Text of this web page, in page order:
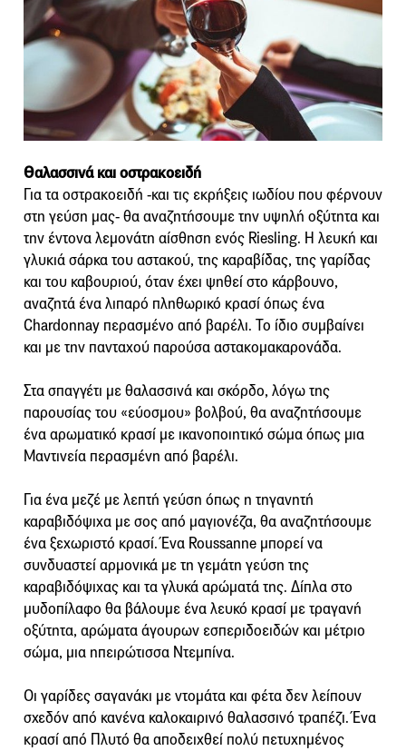
Θαλασσινά και οστρακοειδή
Για τα οστρακοειδή -και τις εκρήξεις ιωδίου που φέρνουν
στη γεύση μας- θα αναζητήσουμε την υψηλή οξύτητα και
την έντονα λεμονάτη αίσθηση ενός Riesling. Η λευκή και
γλυκιά σάρκα του αστακού, της καραβίδας, της γαρίδας
και του καβουριού, όταν έχει ψηθεί στο κάρβουνο,
αναζητά ένα λιπαρό πληθωρικό κρασί όπως ένα
Chardonnay περασμένο από βαρέλι. Το ίδιο συμβαίνει
και με την πανταχού παρούσα αστακομακαρονάδα.
Στα σπαγγέτι με θαλασσινά και σκόρδο, λόγω της
παρουσίας του «εύοσμου» βολβού, θα αναζητήσουμε
ένα αρωματικό κρασί με ικανοποιητικό σώμα όπως μια
Μαντινεία περασμένη από βαρέλι.
Για ένα μεζέ με λεπτή γεύση όπως η τηγανητή
καραβιδόψιχα με σος από μαγιονέζα, θα αναζητήσουμε
ένα ξεχωριστό κρασί. Ένα Roussanne μπορεί να
συνδυαστεί αρμονικά με τη γεμάτη γεύση της
καραβιδόψιχας και τα γλυκά αρώματά της. Δίπλα στο
μυδοπίλαφο θα βάλουμε ένα λευκό κρασί με τραγανή
οξύτητα, αρώματα άγουρων εσπεριδοειδών και μέτριο
σώμα, μια ηπειρώτισσα Ντεμπίνα.
Οι γαρίδες σαγανάκι με ντομάτα και φέτα δεν λείπουν
σχεδόν από κανένα καλοκαιρινό θαλασσινό τραπέζι. Ένα
κρασί από Πλυτό θα αποδειχθεί πολύ πετυχημένος